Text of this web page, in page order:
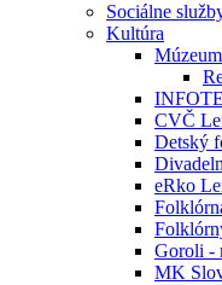
Sociálne
Kultúra
CVČ
Detský
eRko
Goroli -
MK